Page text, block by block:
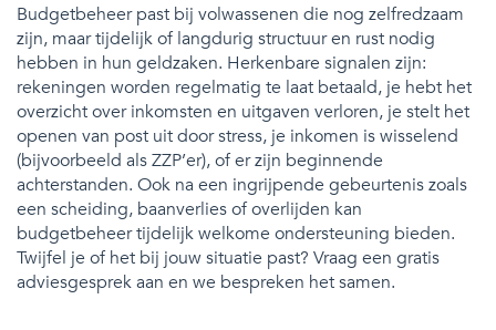
Budgetbeheer past bij volwassenen die nog zelfredzaam
zijn, maar tijdelijk of langdurig structuur en rust nodig
hebben in hun geldzaken. Herkenbare signalen zijn:
rekeningen worden regelmatig te laat betaald, je hebt het
overzicht over inkomsten en uitgaven verloren, je stelt het
openen van post uit door stress, je inkomen is wisselend
(bijvoorbeeld als ZZP’er), of er zijn beginnende
achterstanden. Ook na een ingrijpende gebeurtenis zoals
een scheiding, baanverlies of overlijden kan
budgetbeheer tijdelijk welkome ondersteuning bieden.
Twijfel je of het bij jouw situatie past? Vraag een gratis
adviesgesprek aan en we bespreken het samen.